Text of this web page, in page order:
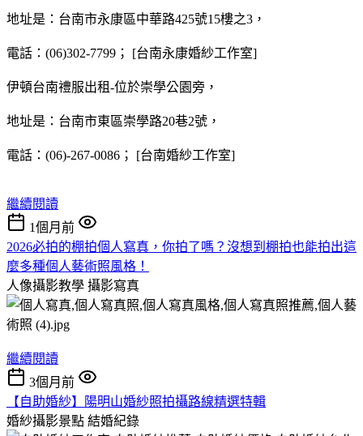
地址是：台南市永康區中華路425號15樓之3，
電話：(06)302-7799； [台南永康婚紗工作室]
伊頓台南禮服出租-位於崇學公園旁，
地址是：台南市東區崇學路20巷2號，
電話：(06)-267-0086； [台南婚紗工作室]
繼續閱讀
1個月前
2026必拍的棚拍個人寫真，你拍了嗎？沒想到棚拍也能拍出這
麼多種個人藝術照風格！
人像攝影教學 攝影寫真
繼續閱讀
3個月前
【自助婚紗】陽明山婚紗照拍攝路線精選特輯
婚紗攝影景點 結婚紀錄